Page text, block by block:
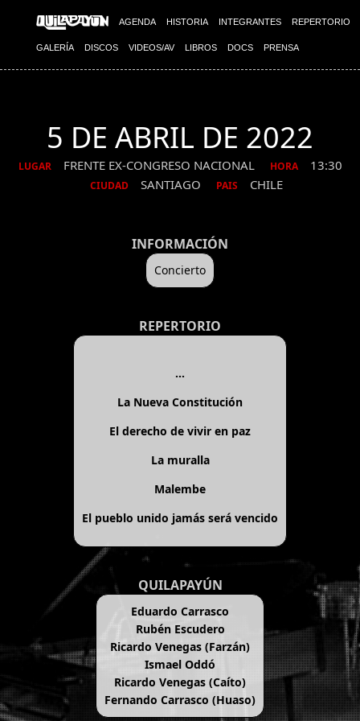
AGENDA HISTORIA INTEGRANTES REPERTORIO
GALERÍA DISCOS VIDEOS/AV LIBROS DOCS PRENSA
5 DE ABRIL DE 2022
LUGAR FRENTE EX-CONGRESO NACIONAL HORA 13:30
CIUDAD SANTIAGO PAIS CHILE
INFORMACIÓN
Concierto
REPERTORIO
...
La Nueva Constitución
El derecho de vivir en paz
La muralla
Malembe
El pueblo unido jamás será vencido
QUILAPAYÚN
Eduardo Carrasco
Rubén Escudero
Ricardo Venegas (Farzán)
Ismael Oddó
Ricardo Venegas (Caíto)
Fernando Carrasco (Huaso)